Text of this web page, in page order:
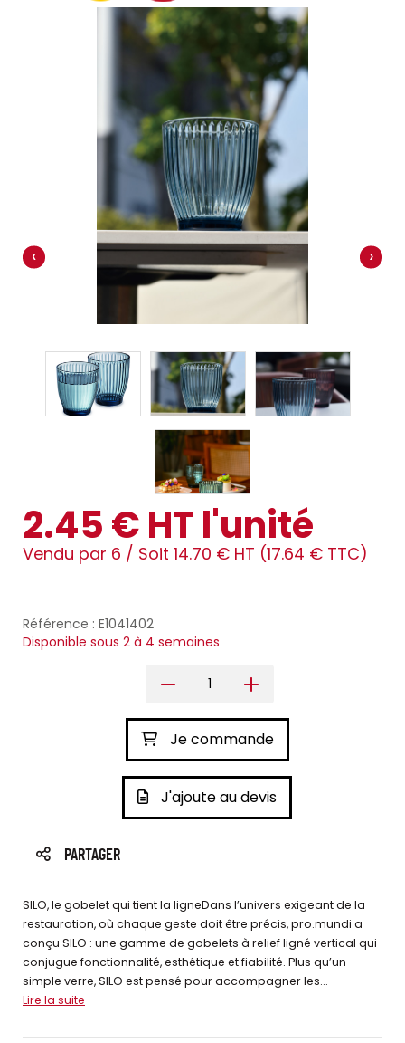
‹ ›
2.45 € HT l'unité
Vendu par 6 / Soit 14.70 € HT (17.64 € TTC)
Référence : E1041402
Disponible sous 2 à 4 semaines
Je commande
J'ajoute au devis
PARTAGER
SILO, le gobelet qui tient la ligneDans l’univers exigeant de la
restauration, où chaque geste doit être précis, pro.mundi a
conçu SILO : une gamme de gobelets à relief ligné vertical qui
conjugue fonctionnalité, esthétique et fiabilité. Plus qu’un
simple verre, SILO est pensé pour accompagner les...
Lire la suite